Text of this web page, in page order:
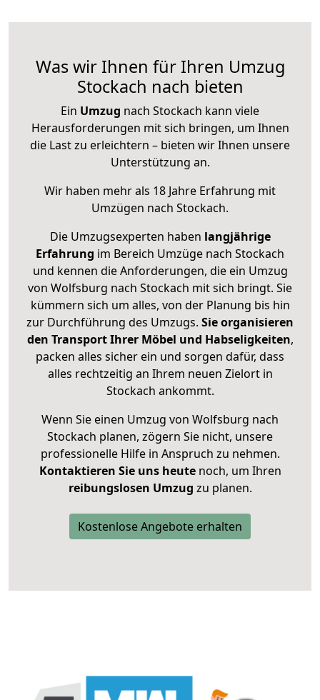
Was wir Ihnen für Ihren Umzug
Stockach nach bieten
Ein Umzug nach Stockach kann viele
Herausforderungen mit sich bringen, um Ihnen
die Last zu erleichtern – bieten wir Ihnen unsere
Unterstützung an.
Wir haben mehr als 18 Jahre Erfahrung mit
Umzügen nach Stockach.
Die Umzugsexperten haben langjährige
Erfahrung im Bereich Umzüge nach Stockach
und kennen die Anforderungen, die ein Umzug
von Wolfsburg nach Stockach mit sich bringt. Sie
kümmern sich um alles, von der Planung bis hin
zur Durchführung des Umzugs. Sie organisieren
den Transport Ihrer Möbel und Habseligkeiten,
packen alles sicher ein und sorgen dafür, dass
alles rechtzeitig an Ihrem neuen Zielort in
Stockach ankommt.
Wenn Sie einen Umzug von Wolfsburg nach
Stockach planen, zögern Sie nicht, unsere
professionelle Hilfe in Anspruch zu nehmen.
Kontaktieren Sie uns heutenoch, um Ihren
reibungslosen Umzug zu planen.
Kostenlose Angebote erhalten